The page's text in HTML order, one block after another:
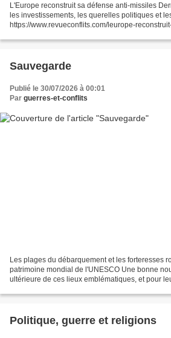
L'Europe reconstruit sa défense anti-missiles
les investissements, les querelles politiques et
https://www.revueconflits.com/leurope-
Sauvegarde
Publié le 30/07/2026 à 00:01
Par guerres-et-conflits
Les plages du débarquement et les forteresses
patrimoine mondial de l'UNESCO Une bonne
ultérieure de ces lieux emblématiques, et pour
Politique, guerre et religions